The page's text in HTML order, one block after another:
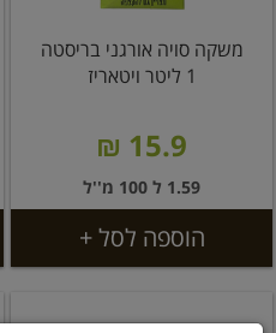
משקה סויה אורגני בריסטה
1 ליטר ויטאריז
15.9 ₪
1.59 ל 100 מ''ל
הוספה לסל +